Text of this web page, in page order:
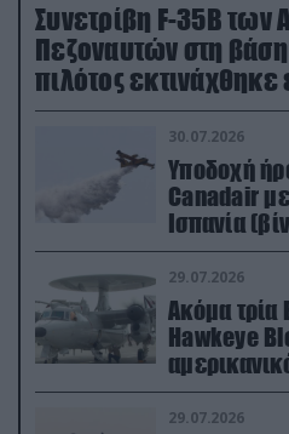
Συνετρίβη F-35B των
Πεζοναυτών στη
πιλότος
30.07.2026
Υποδοχή
Canadair
Ισπανία
29.07.2026
Ακόμα τρία
Hawkeye
29.07.2026